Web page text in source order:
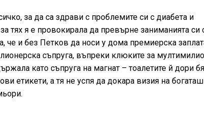
за да са здрави с проблемите си с диабета и
тях я е провокирала да превърне заниманията си
че и без Петков да носи у дома премиерска
съпруга, въпреки клюките за
като съпруга на магнат – тоалетите й дори
етикети, а тя не успя да докара визия на